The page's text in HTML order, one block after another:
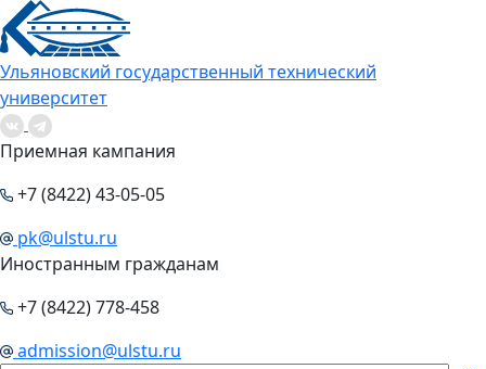
Ульяновский государственный технический
университет
Приемная кампания
+7 (8422) 43-05-05
pk@ulstu.ru
Иностранным гражданам
+7 (8422) 778-458
admission@ulstu.ru